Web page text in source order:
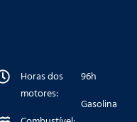
Horas dos
motores:
96h
Gasolina